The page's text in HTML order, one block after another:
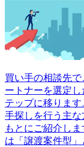
買い手の相談先
ートナーを選定
テップに移りま
手探しを行う主
もとにご紹介し
は「譲渡案件型